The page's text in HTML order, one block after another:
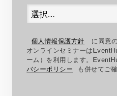
個人情報保護方針
に同意
オンラインセミナーは
ーム）を利用します。
バシーポリシー
も併せてご